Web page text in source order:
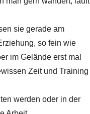
sie gerade am
so fein wie
im Gelände erst mal
Zeit und Training
werden oder in der